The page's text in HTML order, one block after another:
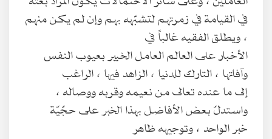
في القيامة في زمرتهم لتشبّهه بهم وإن لم يكن منهم
، ويطلق الفقيه غالباً في
الأخبار على العالم العامل الخبير بعيوب النفس
وآفاتها ، التارك للدنيا ، الزاهد فيها ، الراغب
إلى ما عنده تعالى من نعيمه وقربه ووصاله ،
واستدلّ بعض الأفاضل بهذا الخبر على حجّيّة
خبر الواحد ، وتوجيهه ظاهر